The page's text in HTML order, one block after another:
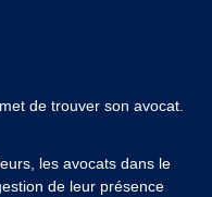
de trouver son avocat.
les avocats dans le
de leur présence